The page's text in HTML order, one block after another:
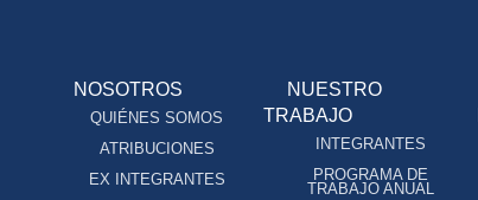
NOSOTROS
QUIÉNES SOMOS
ATRIBUCIONES
EX INTEGRANTES
NUESTRO
TRABAJO
INTEGRANTES
PROGRAMA DE
TRABAJO ANUAL